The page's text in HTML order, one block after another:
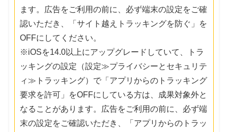
ます。広告をご利用の前に、必ず端末の設定をご確
認いただき、「サイト越えトラッキングを防ぐ」を
OFFにしてください。
※iOSを14.0以上にアップグレードしていて、トラ
ッキングの設定（設定≫プライバシーとセキュリテ
ィ≫トラッキング）で「アプリからのトラッキング
要求を許可」をOFFにしている方は、成果対象外と
なることがあります。広告をご利用の前に、必ず端
末の設定をご確認いただき、「アプリからのトラッ